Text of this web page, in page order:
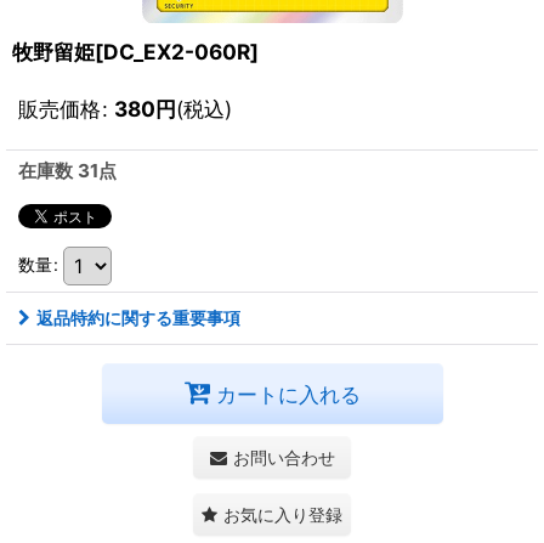
牧野留姫[DC_EX2-060R]
販売価格: 380円(税込)
在庫数 31点
数量:
返品特約に関する重要事項
カートに入れる
お問い合わせ
お気に入り登録